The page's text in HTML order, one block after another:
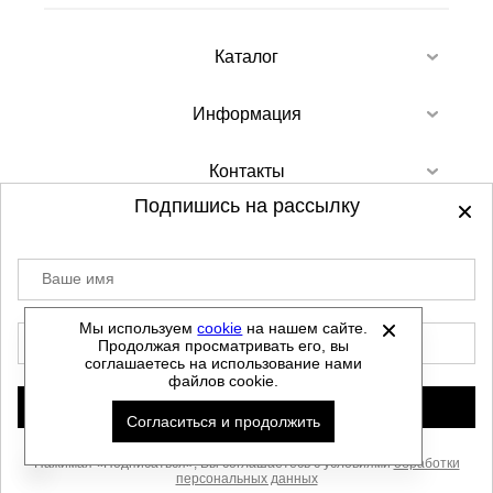
Каталог
Информация
Контакты
©2012-2026 - Sellgroup.ru - все права
защищены.
Данный сайт не является интернет магазином и
не является публичной офертой.
Политика обработки персональных данных
Автоматизировано -
Мы используемcookie на нашем сайте.
Продолжая просматривать его, вы
соглашаетесь на использование нами
файлов cookie.
Согласиться и продолжить
Подпишись на рассылку
Ваше имя
Нажимая «Подписаться», Вы соглашаетесь с условиямиобработки
персональных данных